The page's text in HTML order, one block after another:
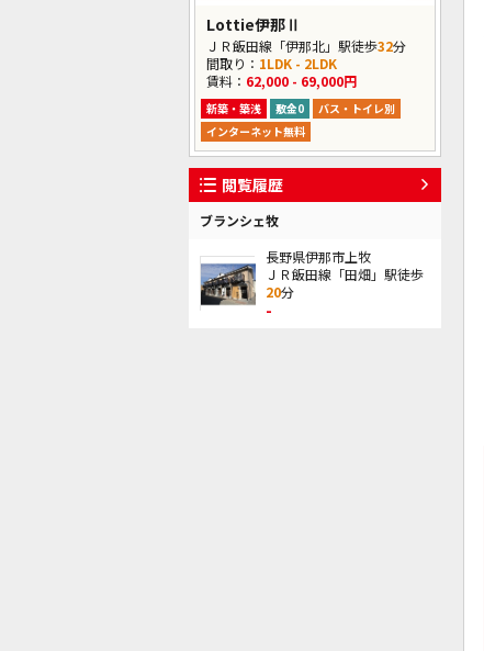
Lottie伊那Ⅱ
ＪＲ飯田線「伊那北」駅徒歩32分
間取り： 1LDK - 2LDK
賃料： 62,000 - 69,000円
新築・築浅 敷金0
バス・トイレ別
インターネット無料
閲覧履歴
ブランシェ牧
長野県伊那市上牧
ＪＲ飯田線「田畑」駅徒歩
20分
-